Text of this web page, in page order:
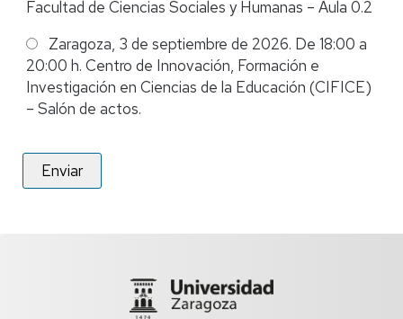
Facultad de Ciencias Sociales y Humanas – Aula 0.2
Zaragoza, 3 de septiembre de 2026. De 18:00 a
20:00 h. Centro de Innovación, Formación e
Investigación en Ciencias de la Educación (CIFICE)
– Salón de actos.